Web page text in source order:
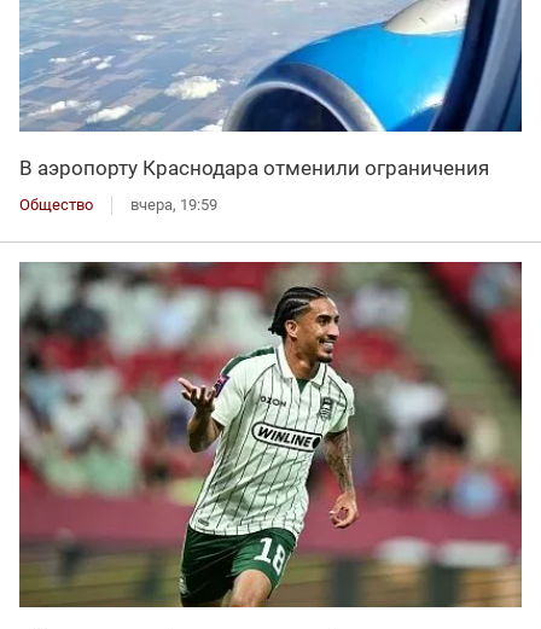
В аэропорту Краснодара отменили ограничения
Общество вчера, 19:59